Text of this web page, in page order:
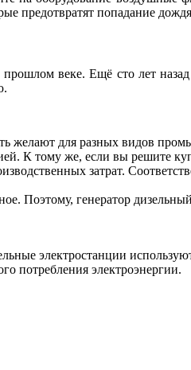
предотвратят попадание
веке. Ещё сто лет
желают для разных видов
К тому же, если вы решите
затрат.
Поэтому, генератор
электростанции
потребления электроэнергии.